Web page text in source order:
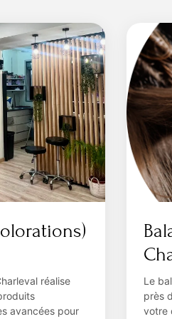
réalise
avancées pour
Le
près
votre